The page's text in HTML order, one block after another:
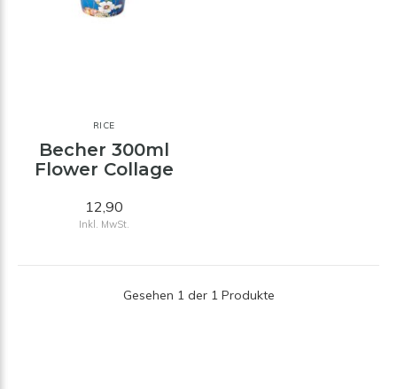
RICE
Becher 300ml
Flower Collage
12,90
Inkl. MwSt.
Gesehen 1 der 1 Produkte